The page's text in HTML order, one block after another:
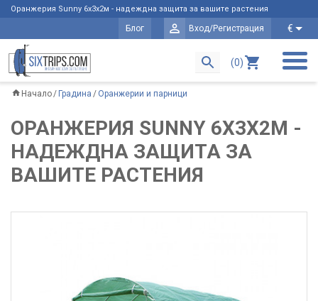
Оранжерия Sunny 6х3х2м - надеждна защита за вашите растения
Блог Вход/Регистрация €
(0)
Начало Градина Оранжерии и парници
ОРАНЖЕРИЯ SUNNY 6Х3Х2М -
НАДЕЖДНА ЗАЩИТА ЗА
ВАШИТЕ РАСТЕНИЯ